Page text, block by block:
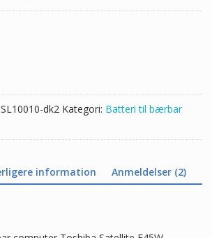
SL10010-dk2 Kategori: Batteri til bærbar
information Anmeldelser (2)